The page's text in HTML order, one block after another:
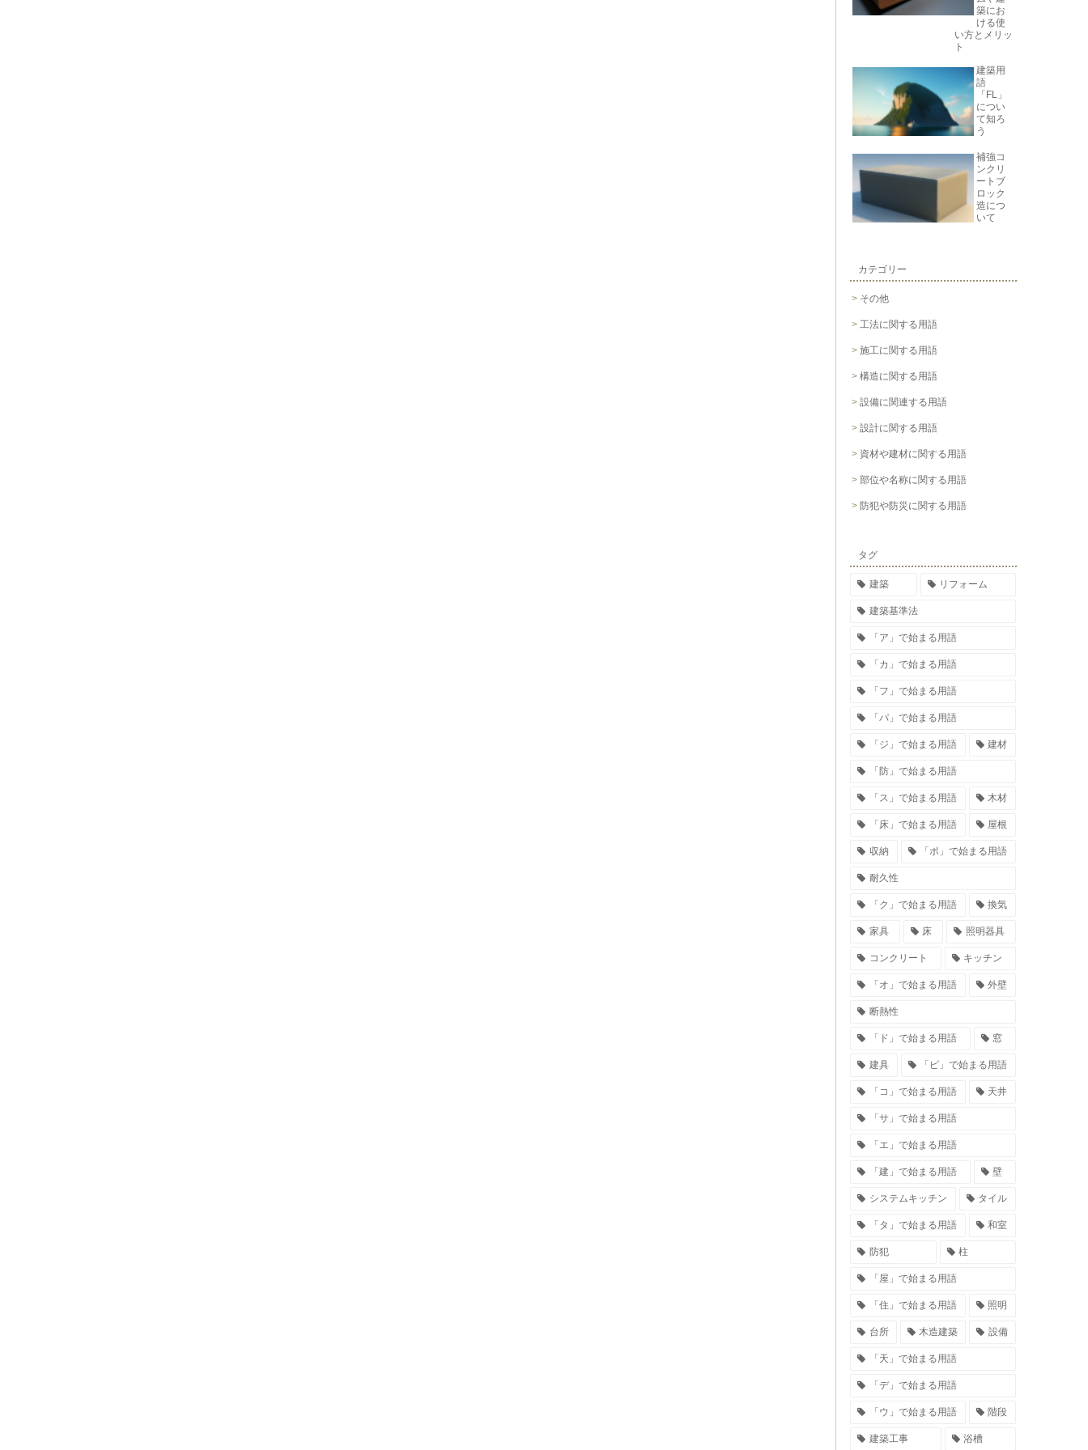
築にお
ける使
い方とメリッ
ト
建築用
語
「FL」
につい
て知ろ
う
補強コ
ンクリ
ートブ
ロック
造につ
いて
カテゴリー
その他
工法に関する用語
施工に関する用語
構造に関する用語
設備に関連する用語
設計に関する用語
資材や建材に関する用語
部位や名称に関する用語
防犯や防災に関する用語
タグ
建築 リフォーム
建築基準法
「ア」で始まる用語
「カ」で始まる用語
「フ」で始まる用語
「パ」で始まる用語
「ジ」で始まる用語 建材
「防」で始まる用語
「ス」で始まる用語 木材
「床」で始まる用語 屋根
収納 「ポ」で始まる用語
耐久性
「ク」で始まる用語 換気
家具 床 照明器具
コンクリート キッチン
「オ」で始まる用語 外壁
断熱性
「ド」で始まる用語 窓
建具 「ピ」で始まる用語
「コ」で始まる用語 天井
「サ」で始まる用語
「エ」で始まる用語
「建」で始まる用語 壁
システムキッチン タイル
「タ」で始まる用語 和室
防犯 柱
「屋」で始まる用語
「住」で始まる用語 照明
台所 木造建築 設備
「天」で始まる用語
「デ」で始まる用語
「ウ」で始まる用語 階段
建築工事 浴槽